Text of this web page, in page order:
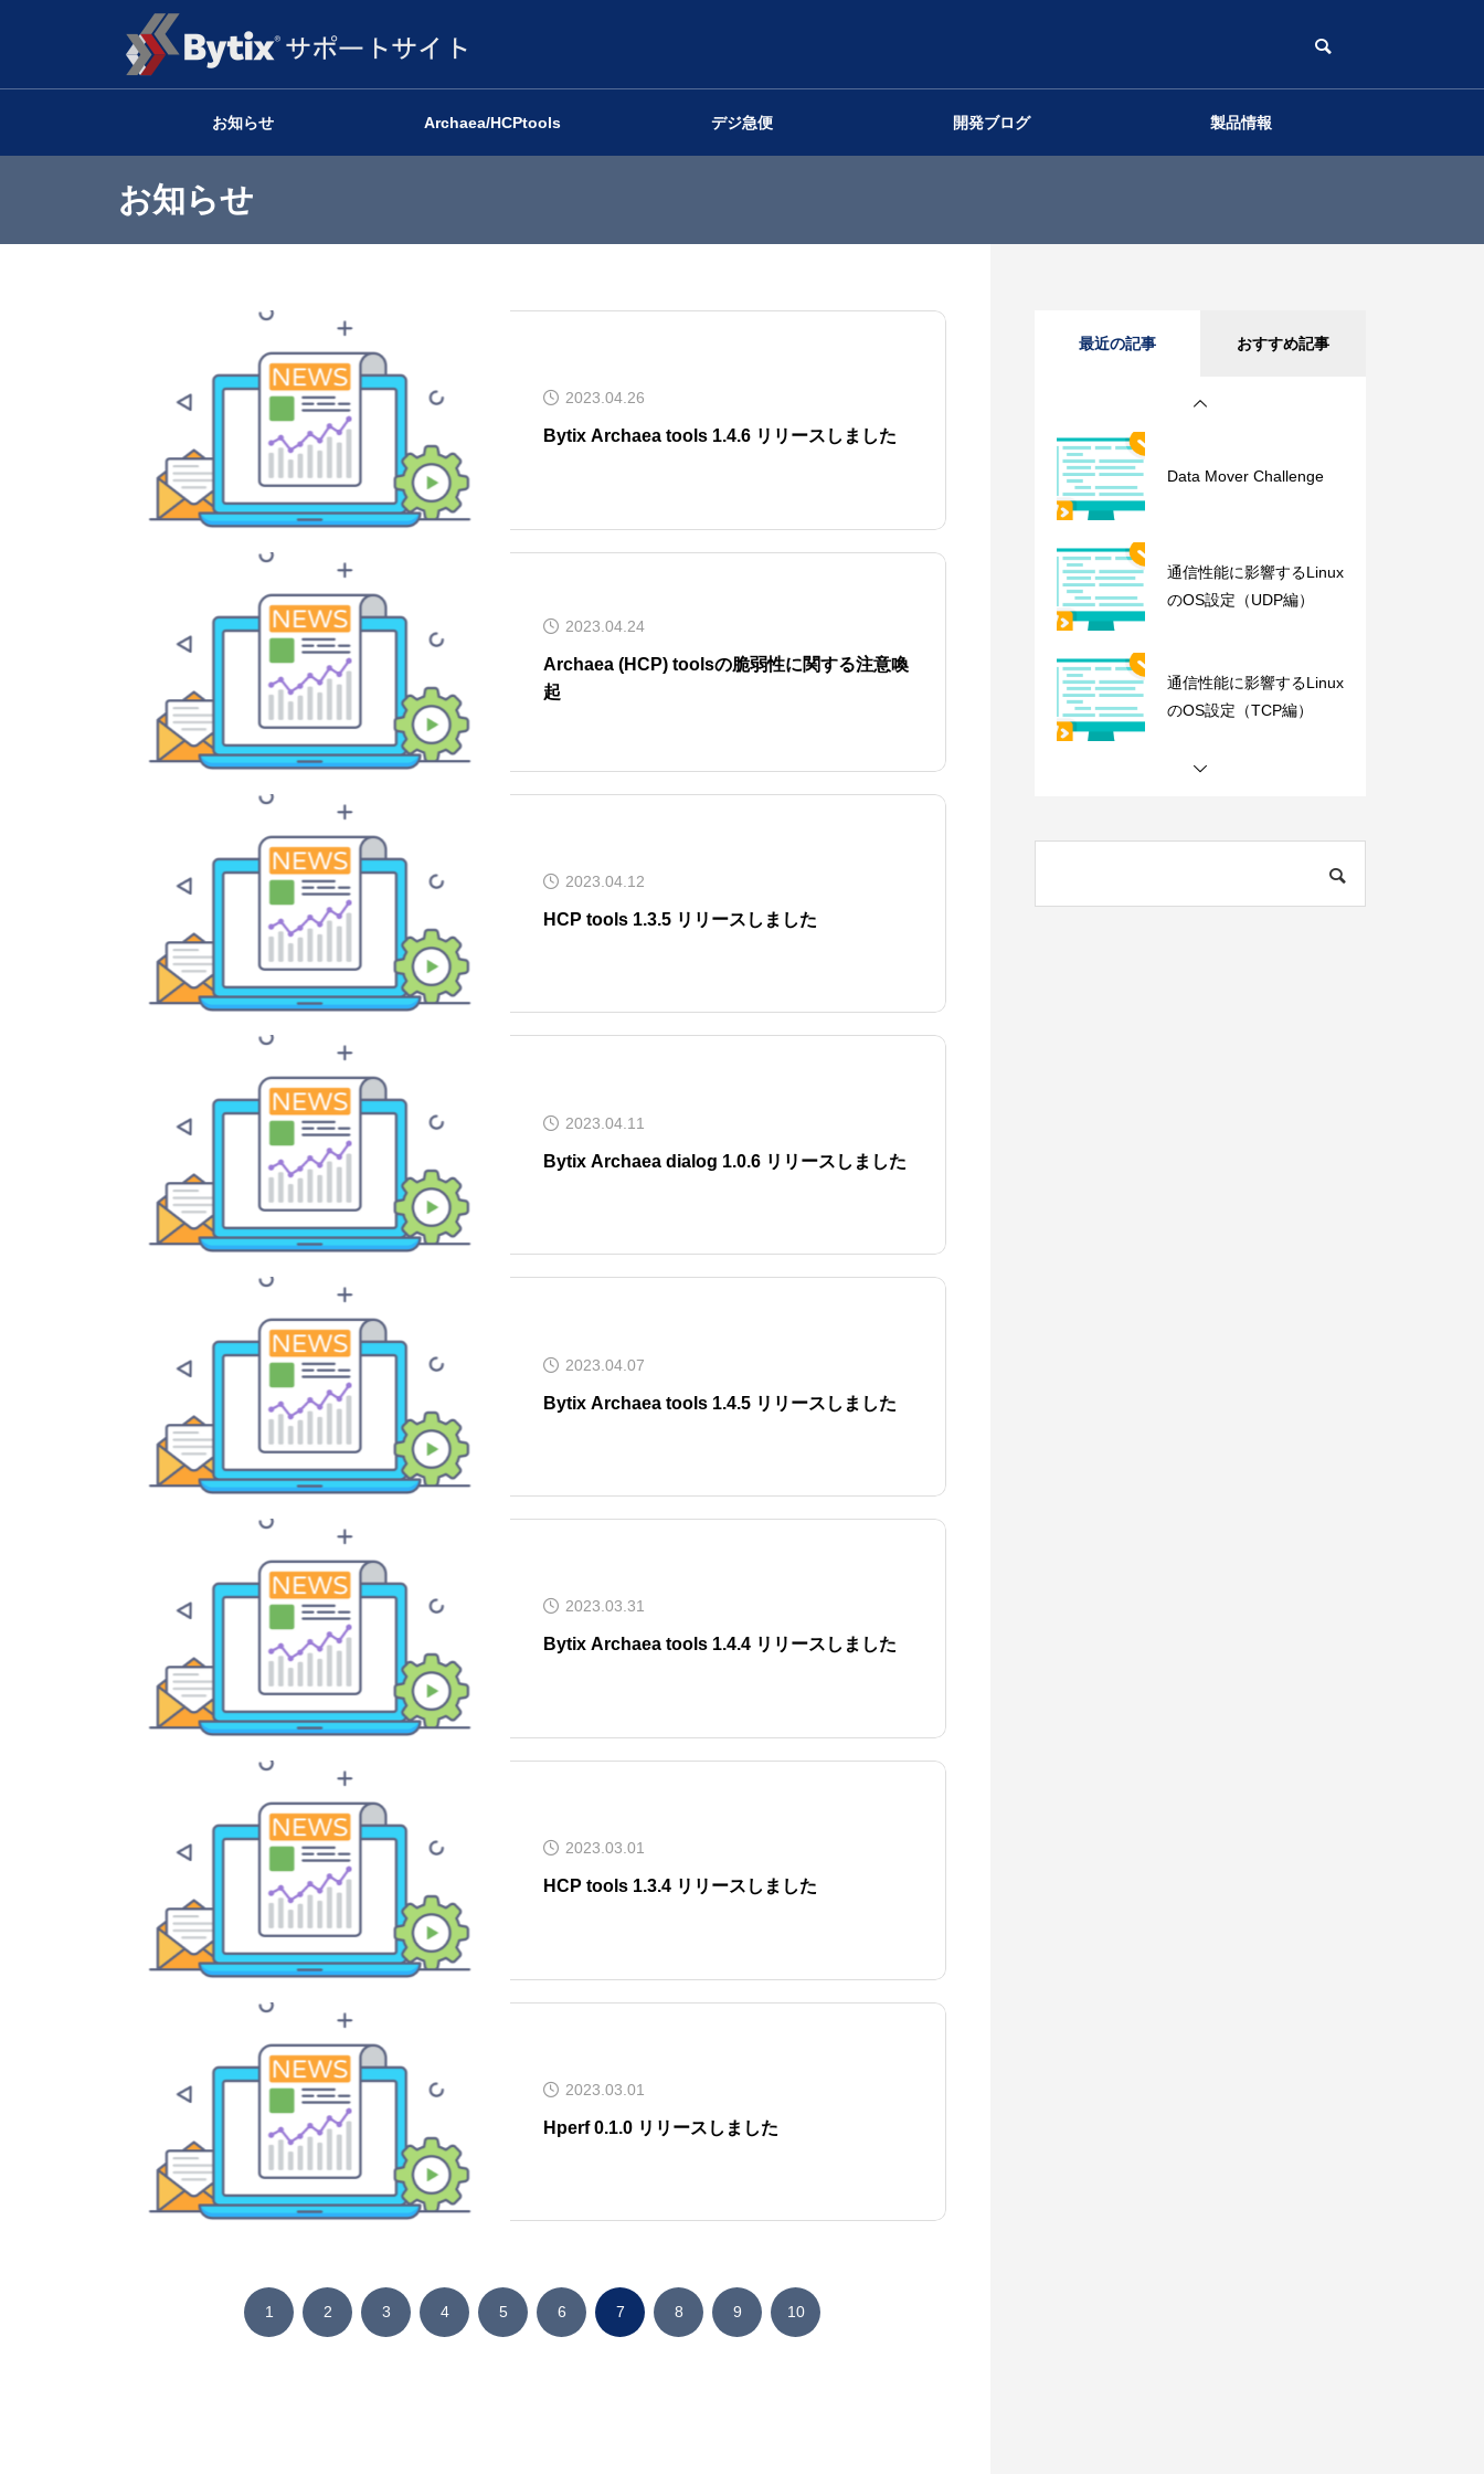
お知らせ Archaea/HCPtools デジ急便 開発ブログ 製品情報
お知らせ
2023.04.26
Bytix Archaea tools 1.4.6 リリースしました
2023.04.24
Archaea (HCP) toolsの脆弱性に関する注意喚
起
2023.04.12
HCP tools 1.3.5 リリースしました
2023.04.11
Bytix Archaea dialog 1.0.6 リリースしました
2023.04.07
Bytix Archaea tools 1.4.5 リリースしました
2023.03.31
Bytix Archaea tools 1.4.4 リリースしました
2023.03.01
HCP tools 1.3.4 リリースしました
2023.03.01
Hperf 0.1.0 リリースしました
1 2 3 4 5 6 7 8 9 10
最近の記事 おすすめ記事
通信性能に影響するLinux
のOS設定（UDP編）
通信性能に影響するLinux
Apple M1 10Gbps環境 ベ
Data Mover Challenge
通信性能に影響するLinux
のOS設定（UDP編）
通信性能に影響するLinux
のOS設定（TCP編）